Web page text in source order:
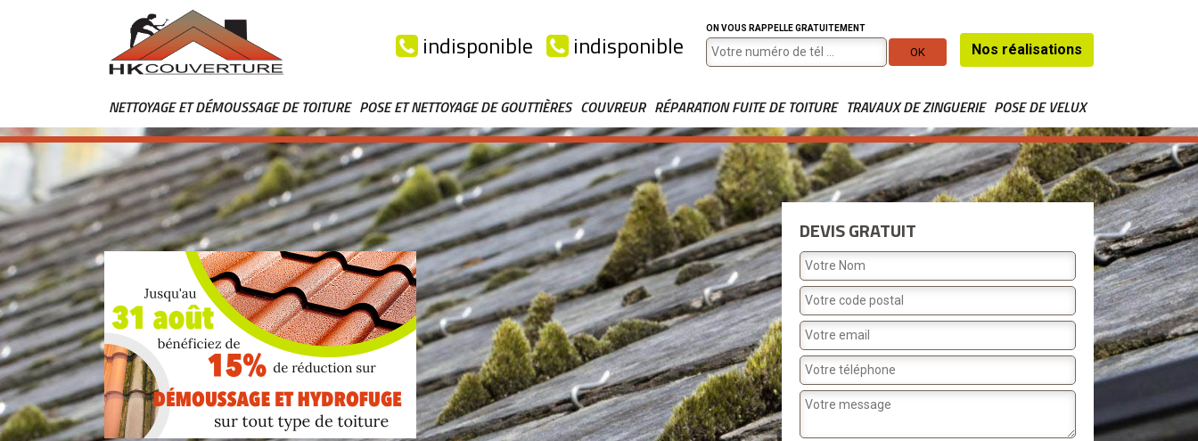
indisponible indisponible
ON VOUS RAPPELLE GRATUITEMENT
Nos réalisations
NETTOYAGE ET DÉMOUSSAGE DE TOITURE POSE ET NETTOYAGE DE GOUTTIÈRES COUVREUR RÉPARATION FUITE DE TOITURE TRAVAUX DE ZINGUERIE POSE DE VELUX
DEVIS GRATUIT